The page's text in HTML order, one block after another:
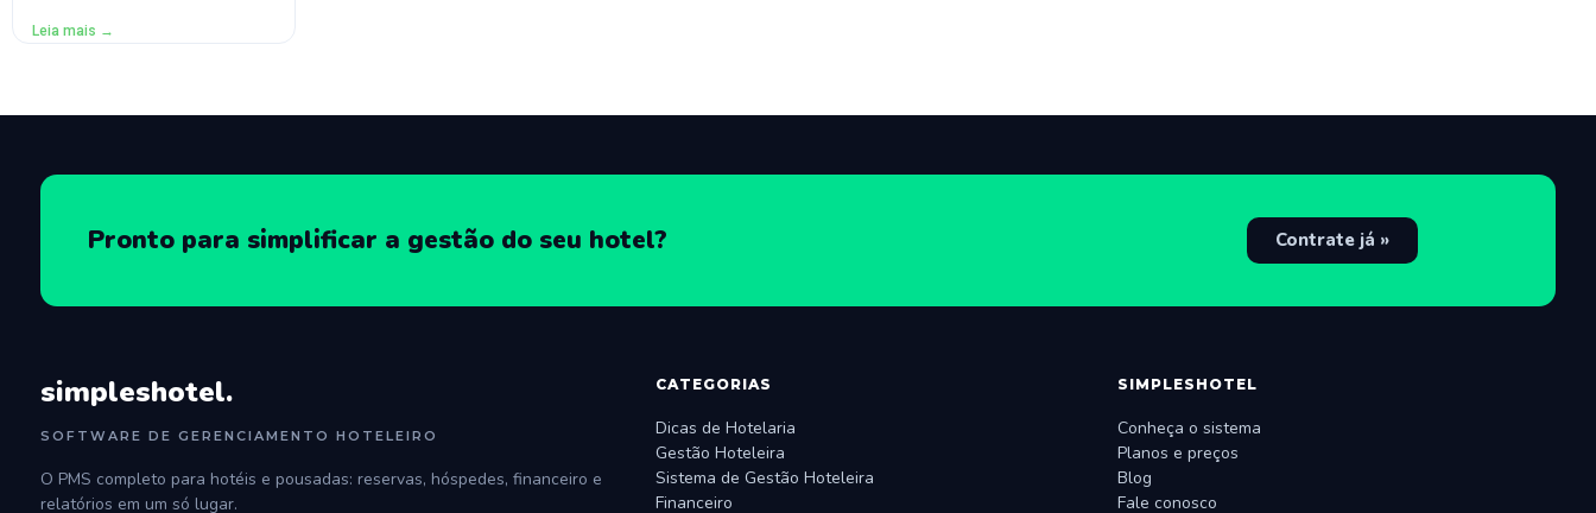
Leia mais →
Pronto para simplificar a gestão do seu hotel? Contrate já »
simpleshotel.
SOFTWARE DE GERENCIAMENTO HOTELEIRO
O PMS completo para hotéis e pousadas: reservas, hóspedes, financeiro e
relatórios em um só lugar.
CATEGORIAS
Dicas de Hotelaria
Gestão Hoteleira
Sistema de Gestão Hoteleira
Financeiro
SIMPLESHOTEL
Conheça o sistema
Planos e preços
Blog
Fale conosco